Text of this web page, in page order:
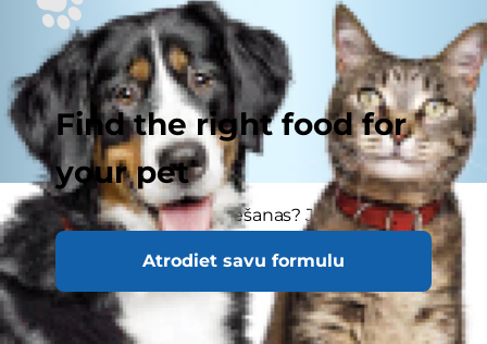
Find the right food for
your pet
Atrodiet savu formulu
Vai jūsu suns vemj pēc ēšanas? Ja suns sāk
vemt pēc ēšanas, jums ir pamats uztraukumam.
Taču ir dažas lietas, kas var izraisīt vēdera
darbības traucējumus.